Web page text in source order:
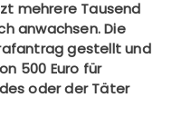
mehrere Tausend
anwachsen. Die
gestellt und
500 Euro für
oder der Täter